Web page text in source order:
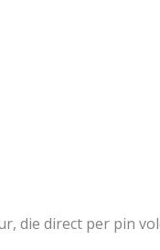
€ 95,-
min) €
4-2026
die direct per pin